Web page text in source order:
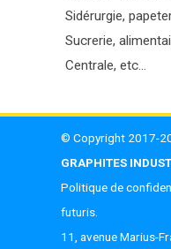
Sidérurgie,
Sucrerie,
Centrale, etc...
© Copyright 2017-
GRAPHITES
Politique de
futuris
11, avenue Marius-